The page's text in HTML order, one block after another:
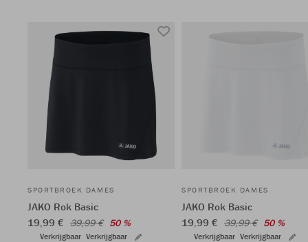
SPORTBROEK DAMES
JAKO Rok Basic
19,99 € 39,99 € 50 %
Verkrijgbaar Verkrijgbaar
SPORTBROEK DAMES
JAKO Rok Basic
19,99 € 39,99 € 50 %
Verkrijgbaar Verkrijgbaar